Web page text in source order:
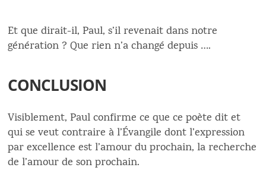
Et que dirait-il, Paul, s’il revenait dans notre
génération ? Que rien n’a changé depuis ….
CONCLUSION
Visiblement, Paul confirme ce que ce poète dit et
qui se veut contraire à l’Évangile dont l’expression
par excellence est l’amour du prochain, la recherche
de l’amour de son prochain.